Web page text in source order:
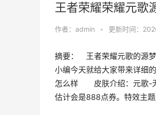
王者荣耀荣耀元歌
作者： admin • 更新时间：
摘要： 王者荣耀元歌的源梦
小编今天就给大家带来详细
怎么样 皮肤介绍：元歌-无
估计会是888点券。特效主